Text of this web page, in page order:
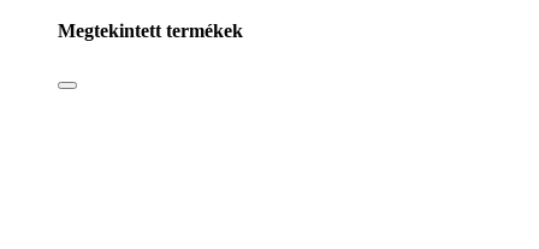
Megtekintett termékek